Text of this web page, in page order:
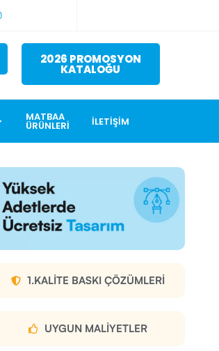
2026 PROMOSYON
KATALOĞU
MATBAA
ÜRÜNLERI İLETIŞIM
1.KALITE BASKI ÇÖZÜMLERI
UYGUN MALIYETLER